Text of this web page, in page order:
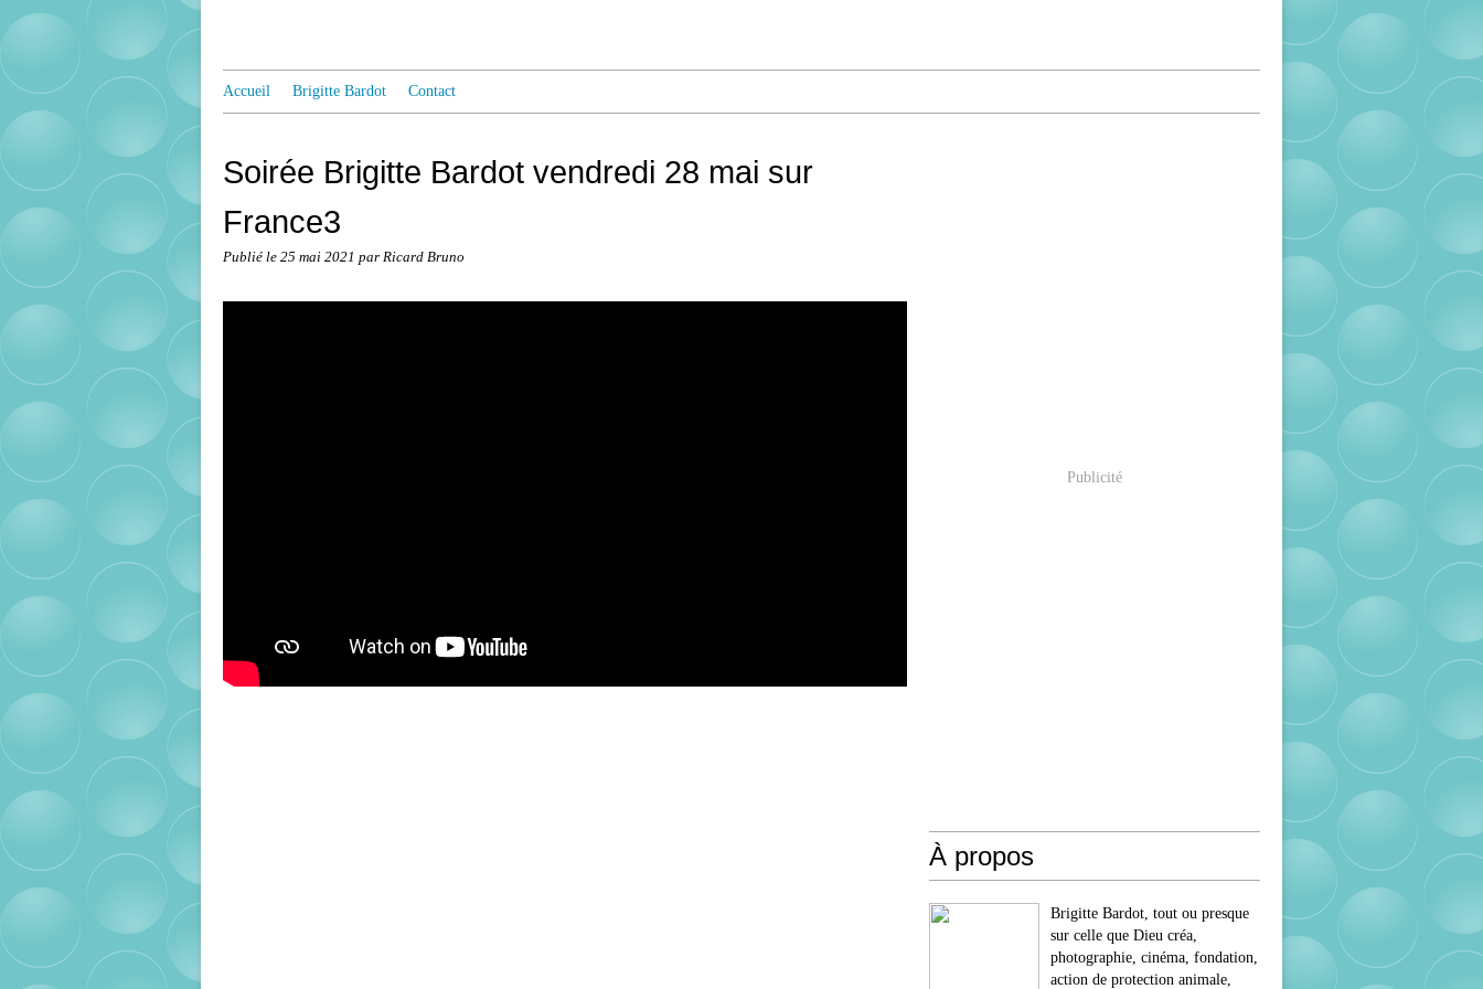
Accueil Brigitte Bardot Contact
Soirée Brigitte Bardot vendredi 28 mai sur
France3
Publié le 25 mai 2021 par Ricard Bruno
Publicité
À propos
Brigitte Bardot, tout ou presque
sur celle que Dieu créa,
photographie, cinéma, fondation,
action de protection animale,